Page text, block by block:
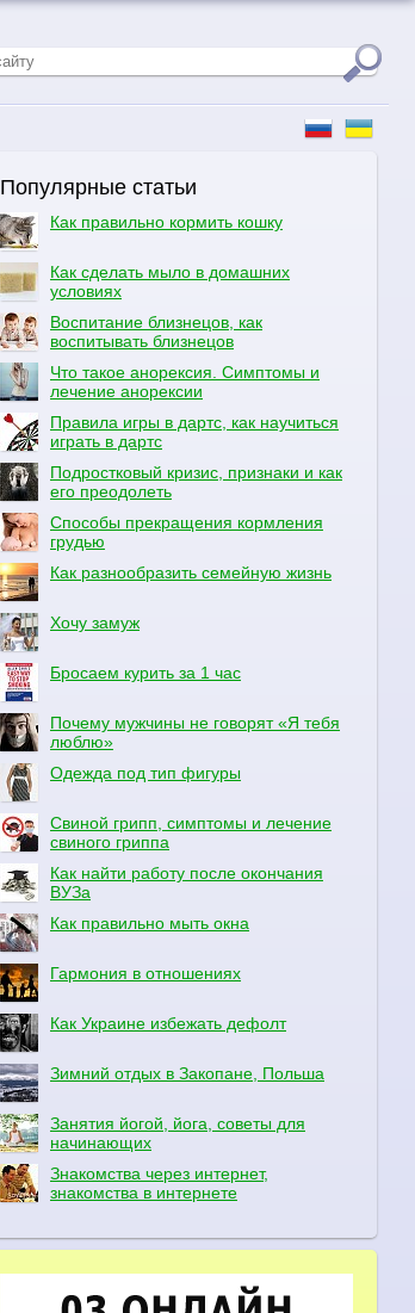
Популярные статьи
Как правильно кормить кошку
Как сделать мыло в домашних
условиях
Воспитание близнецов, как
воспитывать близнецов
Что такое анорексия. Симптомы и
лечение анорексии
Правила игры в дартс, как научиться
играть в дартс
Подростковый кризис, признаки и как
его преодолеть
Способы прекращения кормления
грудью
Как разнообразить семейную жизнь
Хочу замуж
Бросаем курить за 1 час
Почему мужчины не говорят «Я тебя
люблю»
Одежда под тип фигуры
Свиной грипп, симптомы и лечение
свиного гриппа
Как найти работу после окончания
ВУЗа
Как правильно мыть окна
Гармония в отношениях
Как Украине избежать дефолт
Зимний отдых в Закопане, Польша
Занятия йогой, йога, советы для
начинающих
Знакомства через интернет,
знакомства в интернете